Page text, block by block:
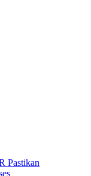
Pastikan